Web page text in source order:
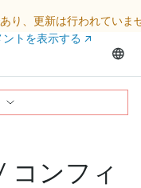
り、更新は行われていま
トを表示する ↗
コンフィ